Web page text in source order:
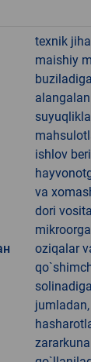
texnik
maishiy
ishlov
va
dori
oziqalar